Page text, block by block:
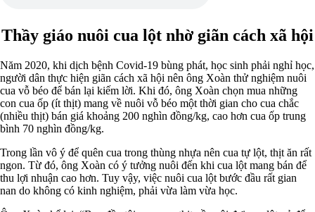
Thầy giáo nuôi cua lột nhờ giãn cách xã hội
Năm 2020, khi dịch bệnh Covid-19 bùng phát, học sinh phải nghỉ học,
người dân thực hiện giãn cách xã hội nên ông Xoàn thử nghiệm nuôi
cua vỗ béo để bán lại kiếm lời. Khi đó, ông Xoàn chọn mua những
con cua ốp (ít thịt) mang về nuôi vỗ béo một thời gian cho cua chắc
(nhiều thịt) bán giá khoảng 200 nghìn đồng/kg, cao hơn cua ốp trung
bình 70 nghìn đồng/kg.
Trong lần vô ý để quên cua trong thùng nhựa nên cua tự lột, thịt ăn rất
ngon. Từ đó, ông Xoàn có ý tưởng nuôi đến khi cua lột mang bán để
thu lợi nhuận cao hơn. Tuy vậy, việc nuôi cua lột bước đầu rất gian
nan do không có kinh nghiệm, phải vừa làm vừa học.